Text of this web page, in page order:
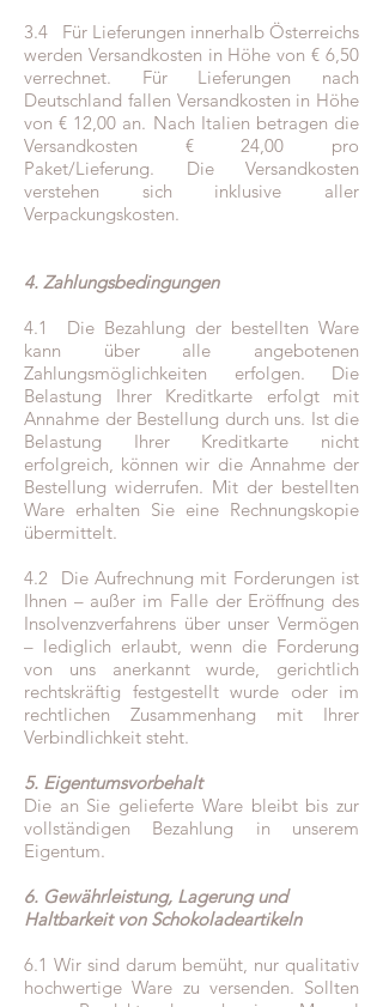
3.4 Für Lieferungen innerhalb Österreichs
werden Versandkosten in Höhe von € 6,50
verrechnet. Für Lieferungen nach
Deutschland fallen Versandkosten in Höhe
von € 12,00 an. Nach Italien betragen die
Versandkosten € 24,00 pro
Paket/Lieferung. Die Versandkosten
verstehen sich inklusive aller
Verpackungskosten.
4. Zahlungsbedingungen
4.1 Die Bezahlung der bestellten Ware
kann über alle angebotenen
Zahlungsmöglichkeiten erfolgen. Die
Belastung Ihrer Kreditkarte erfolgt mit
Annahme der Bestellung durch uns. Ist die
Belastung Ihrer Kreditkarte nicht
erfolgreich, können wir die Annahme der
Bestellung widerrufen. Mit der bestellten
Ware erhalten Sie eine Rechnungskopie
übermittelt.
4.2 Die Aufrechnung mit Forderungen ist
Ihnen – außer im Falle der Eröffnung des
Insolvenzverfahrens über unser Vermögen
– lediglich erlaubt, wenn die Forderung
von uns anerkannt wurde, gerichtlich
rechtskräftig festgestellt wurde oder im
rechtlichen Zusammenhang mit Ihrer
Verbindlichkeit steht.
5. Eigentumsvorbehalt
Die an Sie gelieferte Ware bleibt bis zur
vollständigen Bezahlung in unserem
Eigentum.
6. Gewährleistung, Lagerung und
Haltbarkeit von Schokoladeartikeln
6.1 Wir sind darum bemüht, nur qualitativ
hochwertige Ware zu versenden. Sollten